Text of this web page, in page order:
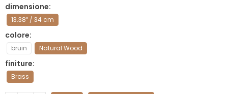
dimensione
13.38ʺ / 34 cm
colore
bruin Natural Wood
finiture
Brass